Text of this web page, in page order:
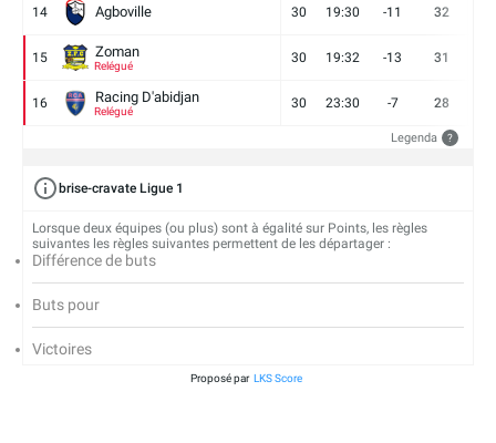
14 Agboville 30 19:30 -11 32
15 Zoman
Relégué
30 19:32 -13 31
16 Racing D'abidjan
Relégué
30 23:30 -7 28
Legenda ?
brise-cravate Ligue 1
Lorsque deux équipes (ou plus) sont à égalité sur Points, les règles
suivantes les règles suivantes permettent de les départager :
Différence de buts
Buts pour
Victoires
Proposé par LKS Score